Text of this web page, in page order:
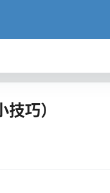
巧）